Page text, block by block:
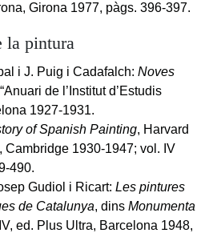
Girona 1977, pàgs. 396-397.
la pintura
i J. Puig i Cadafalch: Noves
de l’Institut d’Estudis
1927-1931.
of Spanish Painting, Harvard
Cambridge 1930-1947; vol. IV
490.
Gudiol i Ricart: Les pintures
de Catalunya, dins Monumenta
ed. Plus Ultra, Barcelona 1948,